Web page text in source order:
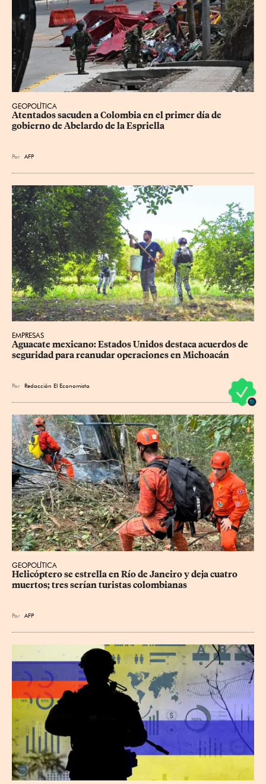
GEOPOLÍTICA
Atentados sacuden a Colombia en el primer día de
gobierno de Abelardo de la Espriella
Por AFP
EMPRESAS
Aguacate mexicano: Estados Unidos destaca acuerdos de
seguridad para reanudar operaciones en Michoacán
Por Redacción El Economista
GEOPOLÍTICA
Helicóptero se estrella en Río de Janeiro y deja cuatro
muertos; tres serían turistas colombianas
Por AFP